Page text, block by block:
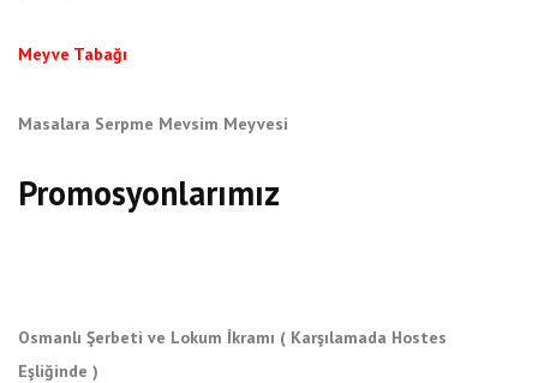
Meyve Tabağı
Masalara Serpme Mevsim Meyvesi
Promosyonlarımız
Osmanlı Şerbeti ve Lokum İkramı ( Karşılamada Hostes
Eşliğinde )